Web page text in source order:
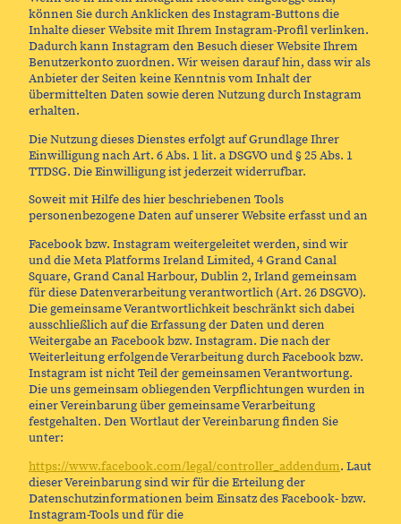
können Sie durch Anklicken des Instagram-Buttons die
Inhalte dieser Website mit Ihrem Instagram-Profil verlinken.
Dadurch kann Instagram den Besuch dieser Website Ihrem
Benutzerkonto zuordnen. Wir weisen darauf hin, dass wir als
Anbieter der Seiten keine Kenntnis vom Inhalt der
übermittelten Daten sowie deren Nutzung durch Instagram
erhalten.
Die Nutzung dieses Dienstes erfolgt auf Grundlage Ihrer
Einwilligung nach Art. 6 Abs. 1 lit. a DSGVO und § 25 Abs. 1
TTDSG. Die Einwilligung ist jederzeit widerrufbar.
Soweit mit Hilfe des hier beschriebenen Tools
personenbezogene Daten auf unserer Website erfasst und an
Facebook bzw. Instagram weitergeleitet werden, sind wir
und die Meta Platforms Ireland Limited, 4 Grand Canal
Square, Grand Canal Harbour, Dublin 2, Irland gemeinsam
für diese Datenverarbeitung verantwortlich (Art. 26 DSGVO).
Die gemeinsame Verantwortlichkeit beschränkt sich dabei
ausschließlich auf die Erfassung der Daten und deren
Weitergabe an Facebook bzw. Instagram. Die nach der
Weiterleitung erfolgende Verarbeitung durch Facebook bzw.
Instagram ist nicht Teil der gemeinsamen Verantwortung.
Die uns gemeinsam obliegenden Verpflichtungen wurden in
einer Vereinbarung über gemeinsame Verarbeitung
festgehalten. Den Wortlaut der Vereinbarung finden Sie
unter:
https://www.facebook.com/legal/controller_addendum. Laut
dieser Vereinbarung sind wir für die Erteilung der
Datenschutzinformationen beim Einsatz des Facebook- bzw.
Instagram-Tools und für die